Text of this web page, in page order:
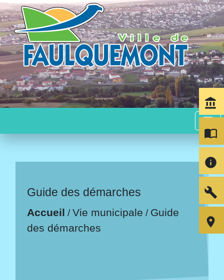
menu
Guide des démarches
Accueil /Vie municipale / Guide
des démarches
account_balance
import_contacts
info
build
room